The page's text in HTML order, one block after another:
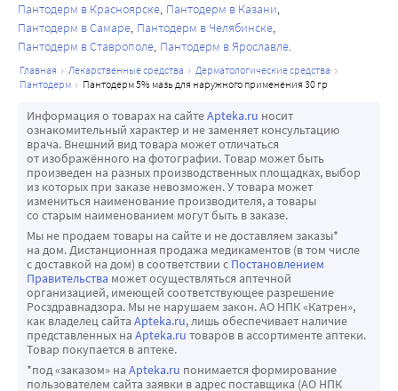
Пантодерм в Красноярске Пантодерм в Казани
Пантодерм в Самаре Пантодерм в Челябинске
Пантодерм в Ставрополе Пантодерм в Ярославле
главная лекарственные средства
дерматологические средства
пантодерм
пантодерм 5% мазь для наружного применения 30 гр
Информация о товарах на сайтеApteka.ru носит
ознакомительный характер и не заменяет консультацию
врача. Внешний вид товара может отличаться
от изображённого на фотографии. Товар может быть
произведен на разных производственных площадках, выбор
из которых при заказе невозможен. У товара может
измениться наименование производителя, а товары
со старым наименованием могут быть в заказе.
Мы не продаем товары на сайте и не доставляем заказы*
на дом. Дистанционная продажа медикаментов (в том числе
с доставкой на дом) в соответствии с Постановлением
Правительства может осуществляться аптечной
организацией, имеющей соответствующее разрешение
Росздравнадзора. Мы не нарушаем закон. АО НПК «Катрен»,
как владелец сайта Apteka.ru, лишь обеспечивает наличие
представленных на Apteka.ru товаров в ассортименте аптеки.
Товар покупается в аптеке.
*под «заказом» на Apteka.ru понимается формирование
пользователем сайта заявки в адрес поставщика (АО НПК